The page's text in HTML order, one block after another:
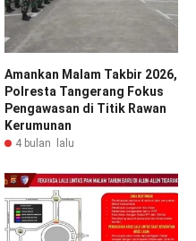
Amankan Malam Takbir 2026,
Polresta Tangerang Fokus
Pengawasan di Titik Rawan
Kerumunan
4 bulan lalu